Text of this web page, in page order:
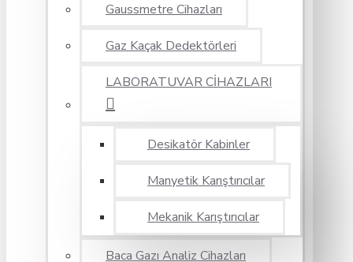
Gaussmetre Cihazları
Gaz Kaçak Dedektörleri
LABORATUVAR CİHAZLARI
Desikatör Kabinler
Manyetik Karıştırıcılar
Mekanik Karıştırıcılar
Baca Gazı Analiz Cihazları